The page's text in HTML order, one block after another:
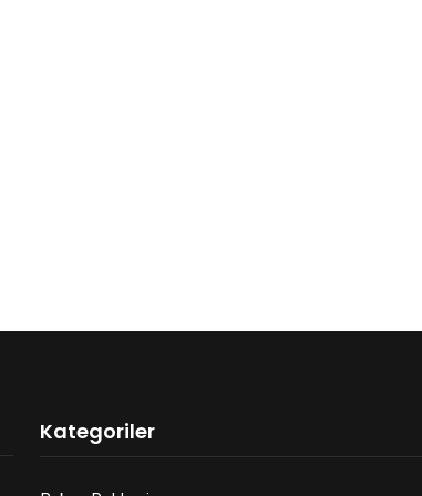
Kategoriler